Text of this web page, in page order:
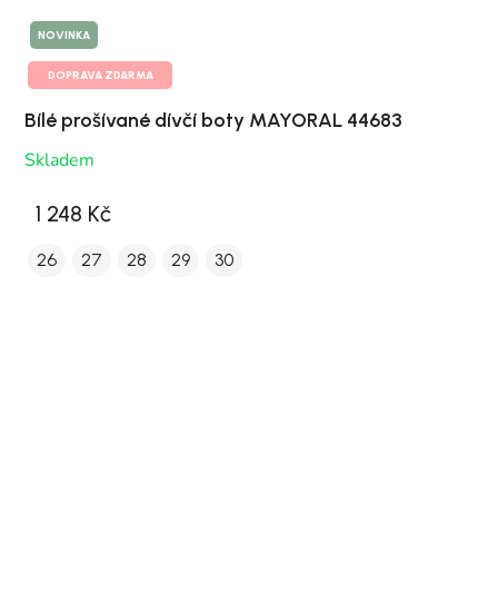
NOVINKA
DOPRAVA ZDARMA
Bílé prošívané dívčí boty MAYORAL 44683
Skladem
1 248 Kč
26 27 28 29 30